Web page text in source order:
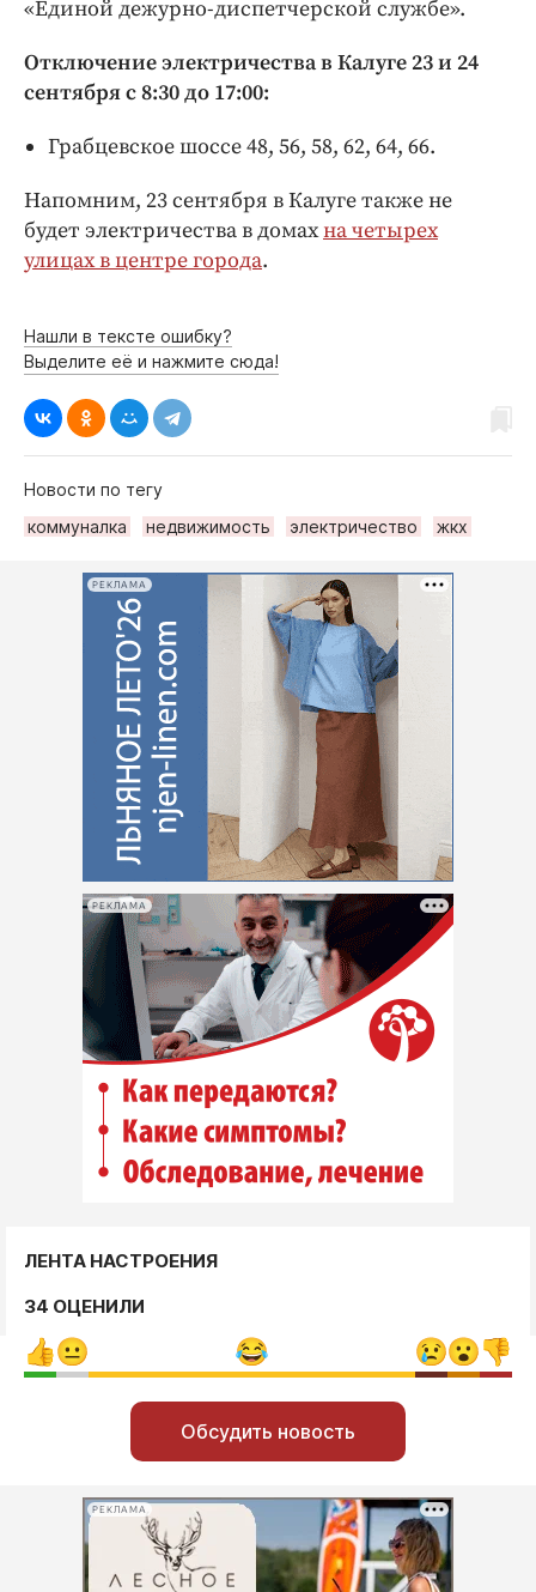
Клиника года
Бренд года
Работодатель года
«Единой дежурно-диспетчерской службе».
Отключение электричества в Калуге 23 и 24
сентября с 8:30 до 17:00:
Грабцевское шоссе 48, 56, 58, 62, 64, 66.
Напомним, 23 сентября в Калуге также не
будет электричества в домахна четырех
улицах в центре города.
Нашли в тексте ошибку?
Выделите её и нажмите сюда!
Новости по тегу
коммуналка
недвижимость электричество жкх
РЕКЛАМА
РЕКЛАМА
ЛЕНТА НАСТРОЕНИЯ
34 ОЦЕНИЛИ
Обсудить новость
РЕКЛАМА